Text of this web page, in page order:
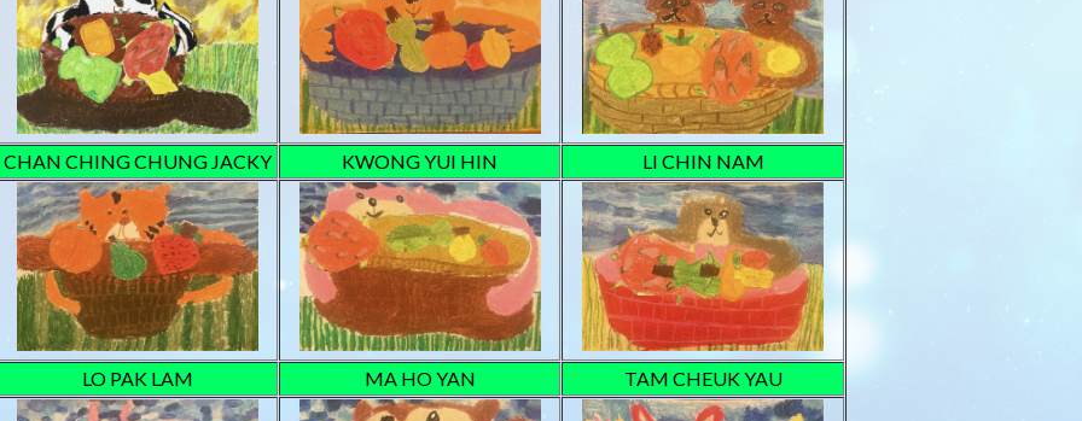
CHAN CHING CHUNG JACKY KWONG YUI HIN LI CHIN NAM
LO PAK LAM MA HO YAN TAM CHEUK YAU